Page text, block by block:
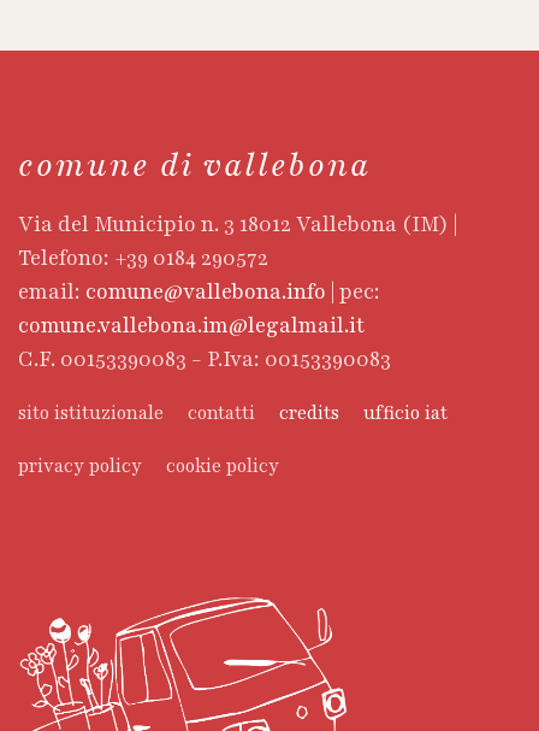
comune di vallebona
Via del Municipio n. 3 18012 Vallebona (IM) |
Telefono: +39 0184 290572
email: comune@vallebona.info | pec:
comune.vallebona.im@legalmail.it
C.F. 00153390083 - P.Iva: 00153390083
sito istituzionale contatti credits ufficio iat
privacy policy cookie policy